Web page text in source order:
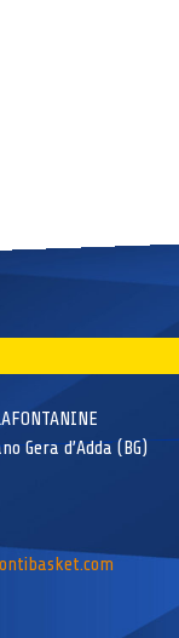
Gera d’Adda (BG)